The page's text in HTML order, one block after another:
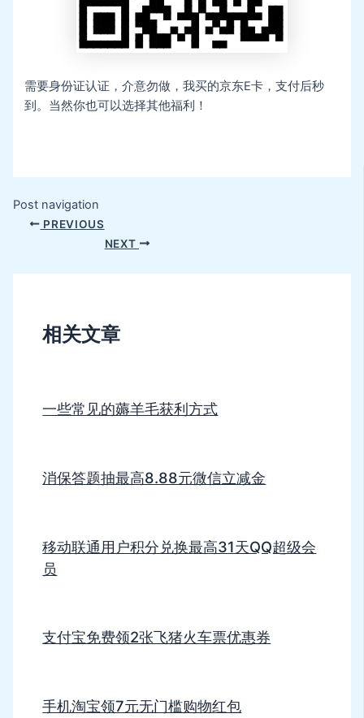
需要身份证认证，介意勿做，我买的京东E卡，支付后秒
到。当然你也可以选择其他福利！
Post navigation
PREVIOUS
NEXT
相关文章
一些常见的薅羊毛获利方式
消保答题抽最高8.88元微信立减金
移动联通用户积分兑换最高31天QQ超级会
员
支付宝免费领2张飞猪火车票优惠券
手机淘宝领7元无门槛购物红包